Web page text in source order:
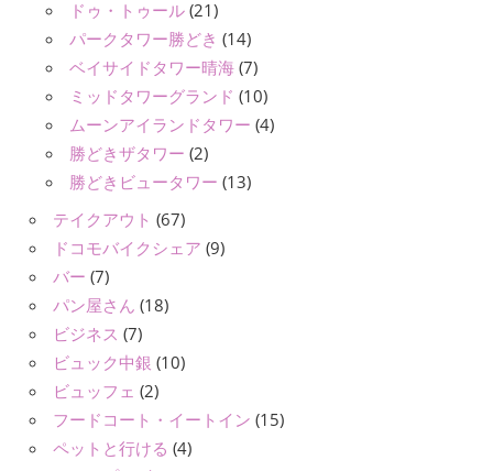
ドゥ・トゥール (21)
パークタワー勝どき (14)
ベイサイドタワー晴海 (7)
ミッドタワーグランド (10)
ムーンアイランドタワー (4)
勝どきザタワー (2)
勝どきビュータワー (13)
テイクアウト (67)
ドコモバイクシェア (9)
バー (7)
パン屋さん (18)
ビジネス (7)
ビュック中銀 (10)
ビュッフェ (2)
フードコート・イートイン (15)
ペットと行ける (4)